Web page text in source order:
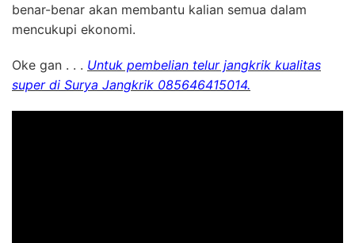
benar-benar akan membantu kalian semua dalam
mencukupi ekonomi.
Oke gan . . . Untuk pembelian telur jangkrik kualitas
super di Surya Jangkrik 085646415014.